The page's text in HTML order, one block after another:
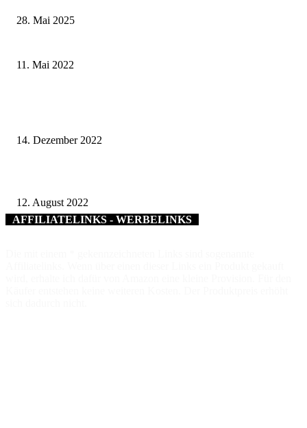
28. Mai 2025
11. Mai 2022
14. Dezember 2022
12. August 2022
AFFILIATELINKS - WERBELINKS